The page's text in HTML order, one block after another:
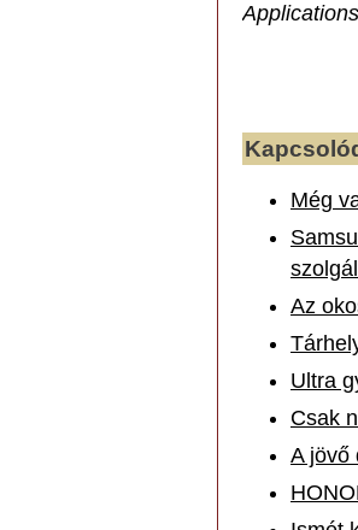
Még
Az
Ultra
Csak
A jövő